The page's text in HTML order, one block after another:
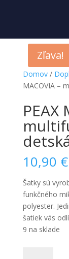
Domov/
MACOVIA –
PEAX
10,90 €
Šatky sú
funkčného
polyester.
šatiek vás
9 na sklade
Zľava!